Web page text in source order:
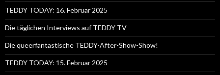
TEDDY TODAY: 16. Februar 2025
Die täglichen Interviews auf TEDDY TV
Die queerfantastische TEDDY-After-Show-Show!
TEDDY TODAY: 15. Februar 2025